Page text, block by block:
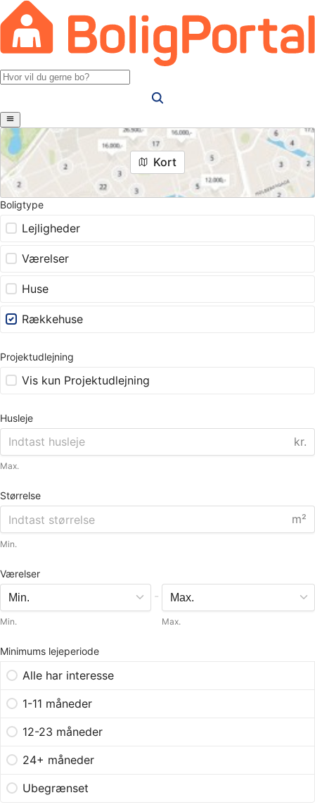
Kort
Boligtype
Lejligheder
Værelser
Huse
Rækkehuse
Projektudlejning
Vis kun Projektudlejning
Husleje
kr.
Max.
Størrelse
m²
Min.
Værelser
Min.
-
Max.
Minimums lejeperiode
Alle har interesse
1-11 måneder
12-23 måneder
24+ måneder
Ubegrænset